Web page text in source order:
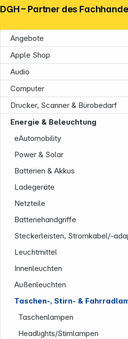
Angebote
Apple Shop
Audio
Computer
Drucker, Scanner & Bürobedarf
Energie & Beleuchtung
eAutomobility
Power & Solar
Batterien & Akkus
Ladegeräte
Netzteile
Batteriehandgriffe
Steckerleisten, Stromkabel/-
Leuchtmittel
Innenleuchten
Außenleuchten
Taschen-, Stirn- &
Taschenlampen
Headlights/Stirnlampen
DGH – Partner des